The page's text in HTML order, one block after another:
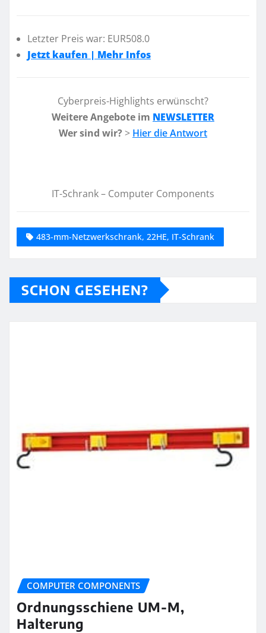
Letzter Preis war: EUR508.0
Jetzt kaufen | Mehr Infos
Cyberpreis-Highlights erwünscht?
Weitere Angebote im NEWSLETTER
Wer sind wir? > Hier die Antwort
IT-Schrank – Computer Components
483-mm-Netzwerkschrank, 22HE, IT-Schrank
SCHON GESEHEN?
COMPUTER COMPONENTS
Ordnungsschiene UM-M,
Halterung